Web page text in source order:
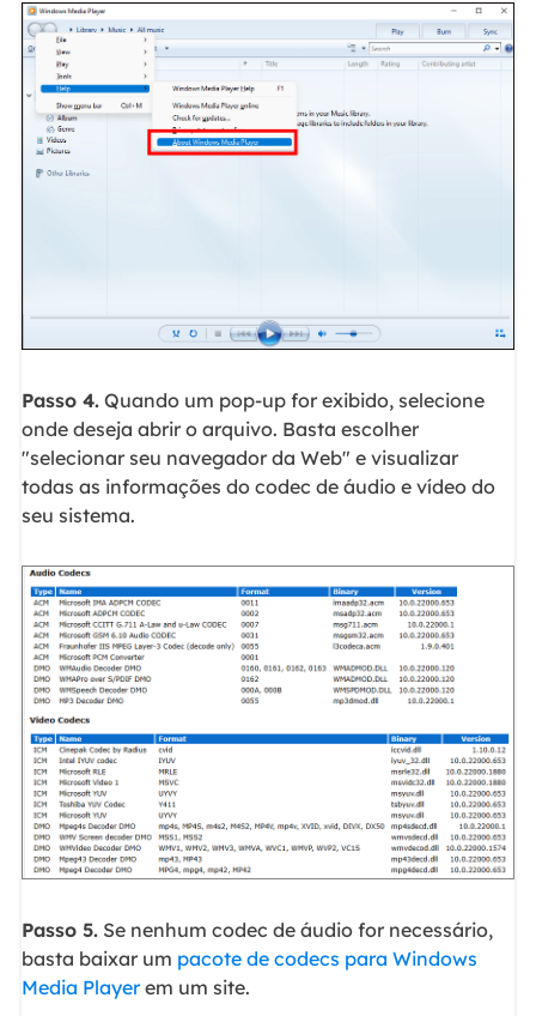
Passo 4.Quando um pop-up for exibido, selecione
onde deseja abrir o arquivo. Basta escolher
"selecionar seu navegador da Web" e visualizar
todas as informações do codec de áudio e vídeo do
seu sistema.
Passo 5.Se nenhum codec de áudio for necessário,
basta baixar um pacote de codecs para Windows
Media Playerem um site.